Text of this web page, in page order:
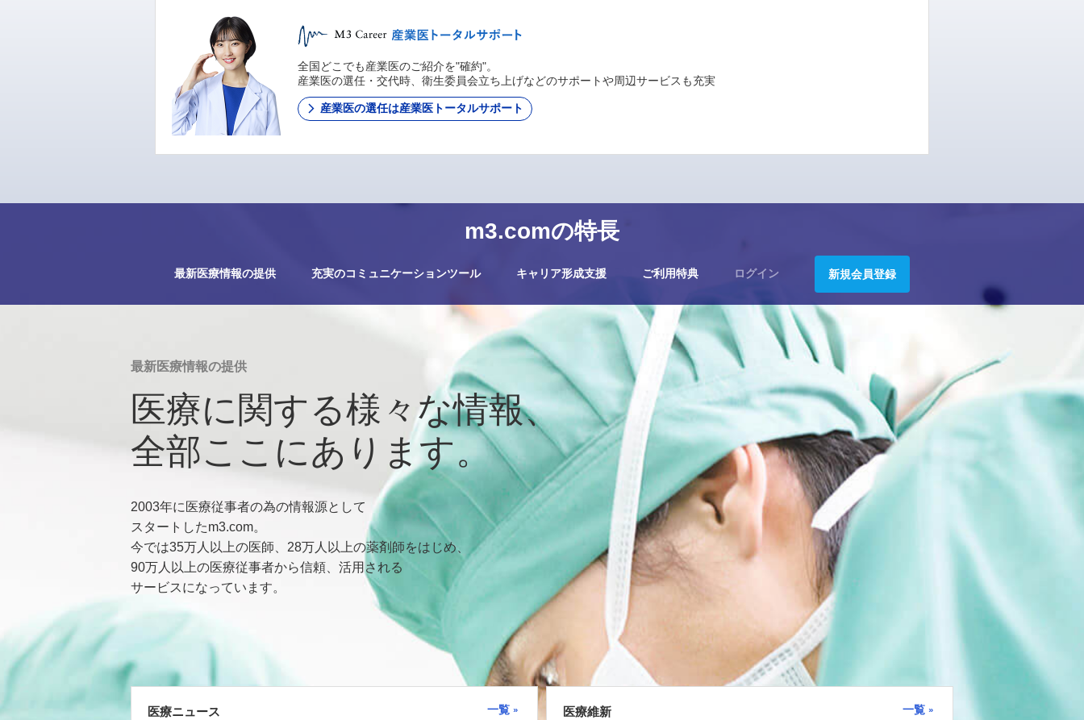
m3.comの特長
最新医療情報の提供 充実のコミュニケーションツール キャリア形成支援 ご利用特典 ログイン 新規会員登録
全国どこでも産業医のご紹介を"確約"。
産業医の選任・交代時、衛生委員会立ち上げなどのサポートや周辺サービスも充実
産業医の選任は産業医トータルサポート
最新医療情報の提供
医療に関する様々な情報、
全部ここにあります。
2003年に医療従事者の為の情報源として
スタートしたm3.com。
今では35万人以上の医師、28万人以上の薬剤師をはじめ、
90万人以上の医療従事者から信頼、活用される
サービスになっています。
医療ニュース
一覧
医療維新
一覧